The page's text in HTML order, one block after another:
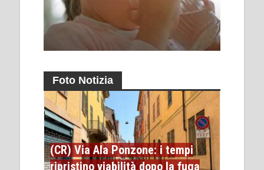
Foto Notizia
(CR) Via Ala Ponzone: i tempi
ripristino viabilità dopo la fuga